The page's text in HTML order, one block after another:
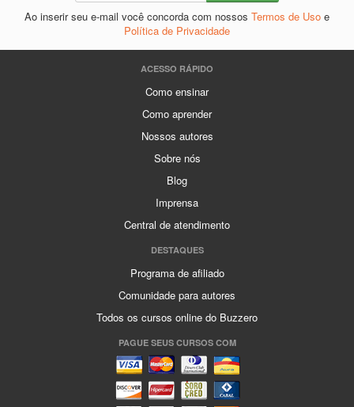
Ao inserir seu e-mail você concorda com nossos Termos de Uso e
Política de Privacidade
ACESSO RÁPIDO
Como ensinar
Como aprender
Nossos autores
Sobre nós
Blog
Imprensa
Central de atendimento
DESTAQUES
Programa de afiliado
Comunidade para autores
Todos os cursos online do Buzzero
PAGUE SEUS CURSOS COM